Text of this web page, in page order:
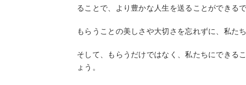
ることで、より豊かな人生を送ることができるで
もらうことの美しさや大切さを忘れずに、私た
そして、もらうだけではなく、私たちにできる
ょう。